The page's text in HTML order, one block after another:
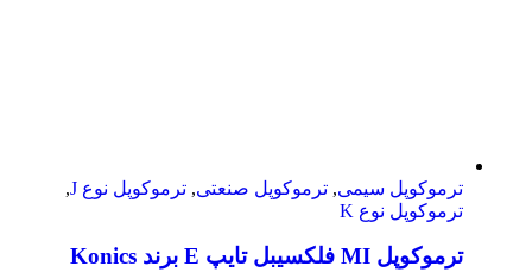
ترموکوپل سیمی, ترموکوپل صنعتی, ترموکوپل نوع J
,
ترموکوپل نوع K
ترموکوپل MI فلکسیبل تایپ E برند Konics